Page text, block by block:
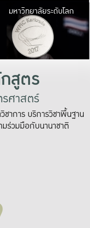
มหาวิ
เปลี่ยนแปลง แล
เพื่อทำง
ระบบสารสนเทศ
มหาวิทยาลัยระดับโลก
สูตร
ศาสตร์
การ บริการวิชาพื้นฐาน
มร่วมมือกับนานาชาติ